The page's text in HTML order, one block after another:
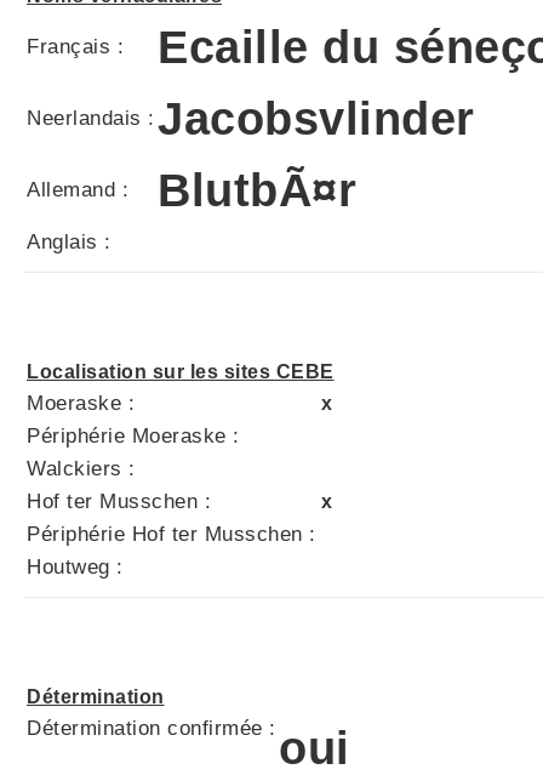
Français : Ecaille du
Neerlandais : Jacobsvlinder
Allemand : BlutbÃ¤r
Anglais :
Localisation sur les sites CEBE
Moeraske : x
Périphérie Moeraske :
Walckiers :
Hof ter Musschen :
x
Périphérie Hof ter Musschen :
Houtweg :
Détermination
Détermination confirmée : oui